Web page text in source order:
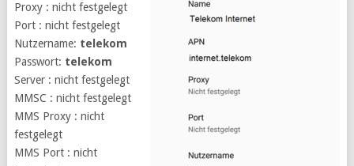
Proxy : nicht festgelegt
Port : nicht festgelegt
Nutzername: telekom
Passwort: telekom
Server : nicht festgelegt
MMSC : nicht festgelegt
MMS Proxy : nicht
festgelegt
MMS Port : nicht